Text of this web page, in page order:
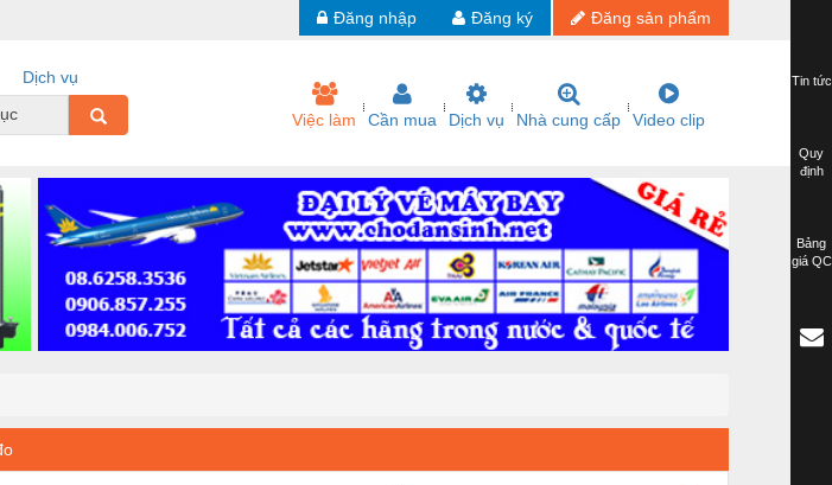
Đăng sản phẩm
Đăng ký
Đăng nhập
Dịch vụ
Việc làm Cần mua Dịch vụ Nhà cung cấp Video clip
Tin tức
Quy
định
Bảng
giá QC